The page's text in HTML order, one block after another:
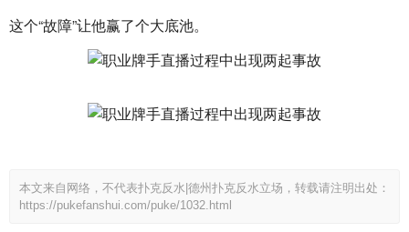
这个“故障”让他赢了个大底池。
本文来自网络，不代表扑克反水|德州扑克反水立场，转载请注明出处：
https://pukefanshui.com/puke/1032.html